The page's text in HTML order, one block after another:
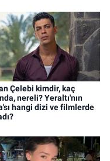
Çelebi kimdir, kaç
nereli? Yeraltı'nın
hangi dizi ve filmlerde